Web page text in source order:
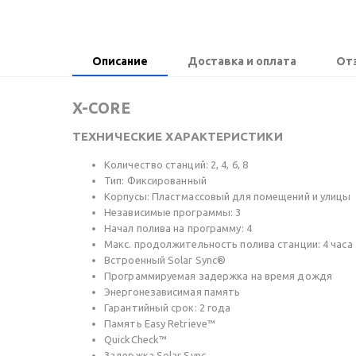
Описание Доставка и оплата
X-CORE
ТЕХНИЧЕСКИЕ ХАРАКТЕРИСТИКИ
Количество станций: 2, 4, 6, 8
Тип: Фиксированный
Корпусы: Пластмассовый для помещений и улицы
Независимые программы: 3
Начал полива на программу: 4
Макс. продолжительность полива станции: 4 часа
Встроенный Solar Sync®
Программируемая задержка на время дождя
Энергонезависимая память
Гарантийный срок: 2 года
Память Easy Retrieve™
QuickCheck™